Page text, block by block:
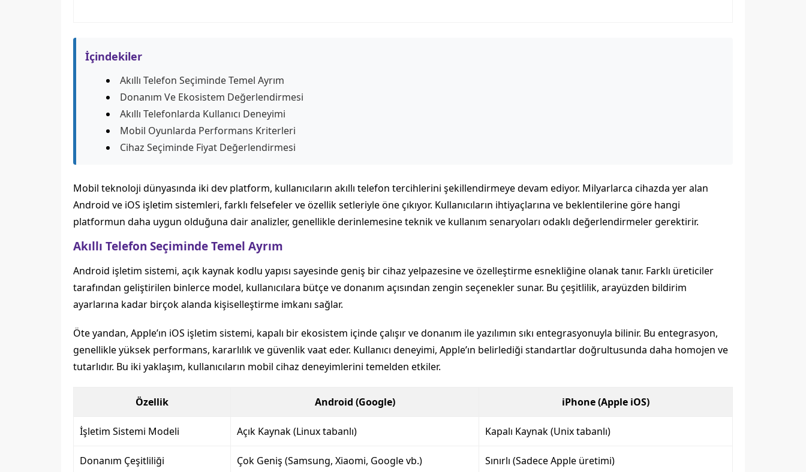
İçindekiler
Akıllı Telefon Seçiminde Temel Ayrım
Donanım Ve Ekosistem Değerlendirmesi
Akıllı Telefonlarda Kullanıcı Deneyimi
Mobil Oyunlarda Performans Kriterleri
Cihaz Seçiminde Fiyat Değerlendirmesi
Mobil teknoloji dünyasında iki dev platform, kullanıcıların akıllı telefon tercihlerini şekillendirmeye devam ediyor. Milyarlarca cihazda yer alan
Android ve iOS işletim sistemleri, farklı felsefeler ve özellik setleriyle öne çıkıyor. Kullanıcıların ihtiyaçlarına ve beklentilerine göre hangi
platformun daha uygun olduğuna dair analizler, genellikle derinlemesine teknik ve kullanım senaryoları odaklı değerlendirmeler gerektirir.
Akıllı Telefon Seçiminde Temel Ayrım
Android işletim sistemi, açık kaynak kodlu yapısı sayesinde geniş bir cihaz yelpazesine ve özelleştirme esnekliğine olanak tanır. Farklı üreticiler
tarafından geliştirilen binlerce model, kullanıcılara bütçe ve donanım açısından zengin seçenekler sunar. Bu çeşitlilik, arayüzden bildirim
ayarlarına kadar birçok alanda kişiselleştirme imkanı sağlar.
Öte yandan, Apple’ın iOS işletim sistemi, kapalı bir ekosistem içinde çalışır ve donanım ile yazılımın sıkı entegrasyonuyla bilinir. Bu entegrasyon,
genellikle yüksek performans, kararlılık ve güvenlik vaat eder. Kullanıcı deneyimi, Apple’ın belirlediği standartlar doğrultusunda daha homojen ve
tutarlıdır. Bu iki yaklaşım, kullanıcıların mobil cihaz deneyimlerini temelden etkiler.
Özellik Android (Google) iPhone (Apple iOS)
İşletim Sistemi Modeli Açık Kaynak (Linux tabanlı) Kapalı Kaynak (Unix tabanlı)
Donanım Çeşitliliği Çok Geniş (Samsung, Xiaomi, Google vb.) Sınırlı (Sadece Apple üretimi)